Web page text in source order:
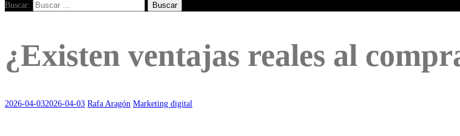
Buscar:
¿Existen ventajas reales al
2026-04-032026-04-03 Rafa Aragón Marketing digital